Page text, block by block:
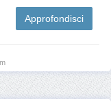
Approfondisci